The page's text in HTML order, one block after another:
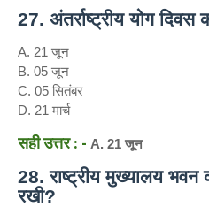
27. अंतर्राष्ट्रीय योग दिवस
A. 21 जून
B. 05 जून
C. 05 सितंबर
D. 21 मार्च
सही उत्तर : - A. 21 जून
28. राष्ट्रीय मुख्यालय
रखी?